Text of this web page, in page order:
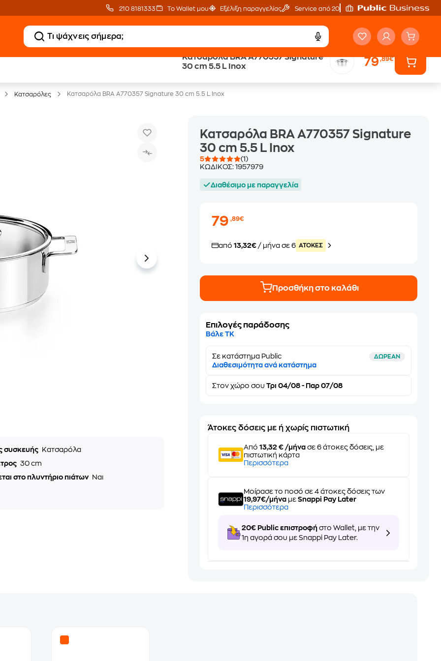
210 8181333 Το Wallet μου Εξέλιξη παραγγελίας Service από 20'
Κατσαρόλα BRA A770357 Signature
30 cm 5.5 L Inox
79,89€
Δωρεάν Μεταφορικά
Κατσαρόλες Κατσαρόλα BRA A770357 Signature 30 cm 5.5 L Inox
συσκευής
Κατσαρόλα
30 cm
στο πλυντήριο πιάτων Ναι
Κατσαρόλα BRA A770357 Signature
30 cm 5.5 L Inox
5
(1)
ΚΩΔΙΚΟΣ:1957979
Διαθέσιμο με παραγγελία
79,89€
από13,32€ / μήνα σε 6 ATOKEΣ
Προσθήκη στο καλάθι
Επιλογές παράδοσης
Βάλε ΤΚ
Σε κατάστημα Public ΔΩΡΕΑΝ
Διαθεσιμότητα ανά κατάστημα
Στονχώρο σου Τρι 04/08 - Παρ 07/08
Άτοκες δόσεις με ή χωρίς πιστωτική
Από13,32 € /μήνα σε 6 άτοκες δόσεις, με
πιστωτική κάρτα
Περισσότερα
Μοίρασε το ποσό σε 4 άτοκες δόσεις των
19,97€/μήνα μεSnappi Pay Later
Περισσότερα
20€ Public επιστροφή στο Wallet, με την
1η αγορά σου με Snappi Pay Later.